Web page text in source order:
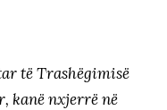
të Trashëgimisë
kanë nxjerrë në